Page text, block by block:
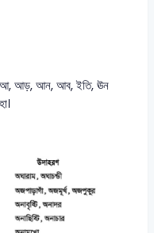
আ, আড়, আন, আব, ইতি, ঊন